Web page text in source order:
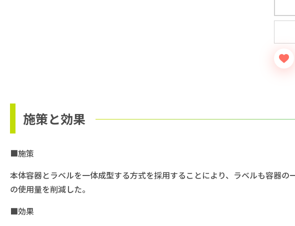
施策と効果
■施策
本体容器とラベルを一体成型する方式を採用することにより、ラベルも
の使用量を削減した。
■効果